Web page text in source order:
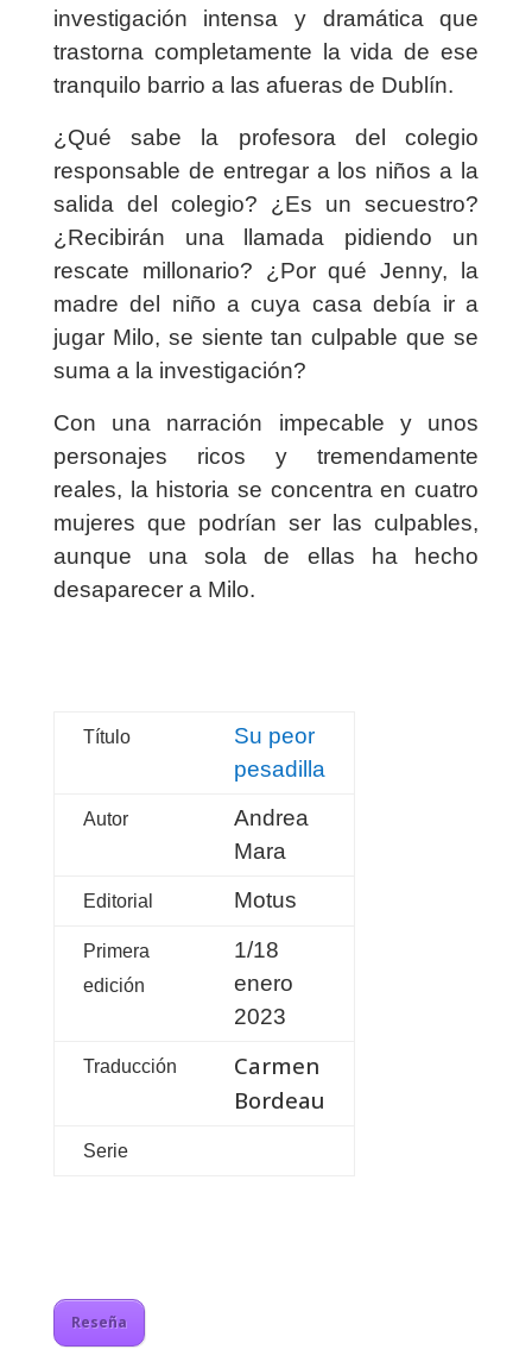
investigación intensa y dramática que
trastorna completamente la vida de ese
tranquilo barrio a las afueras de Dublín.
¿Qué sabe la profesora del colegio
responsable de entregar a los niños a la
salida del colegio? ¿Es un secuestro?
¿Recibirán una llamada pidiendo un
rescate millonario? ¿Por qué Jenny, la
madre del niño a cuya casa debía ir a
jugar Milo, se siente tan culpable que se
suma a la investigación?
Con una narración impecable y unos
personajes ricos y tremendamente
reales, la historia se concentra en cuatro
mujeres que podrían ser las culpables,
aunque una sola de ellas ha hecho
desaparecer a Milo.
Título
Su peor
pesadilla
Autor
Andrea
Mara
Editorial Motus
Primera
edición
1/18
enero
2023
Traducción
Carmen
Bordeau
Serie
Reseña